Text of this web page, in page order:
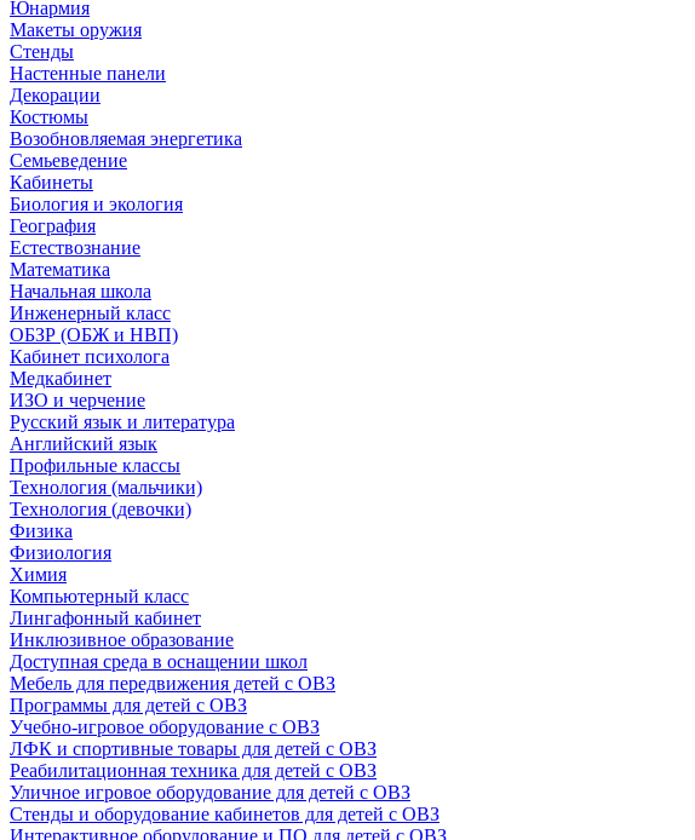
Юнармия
Макеты оружия
Стенды
Настенные панели
Декорации
Костюмы
Возобновляемая энергетика
Семьеведение
Кабинеты
Биология и экология
География
Естествознание
Математика
Начальная школа
Инженерный класс
ОБЗР (ОБЖ и НВП)
Кабинет психолога
Медкабинет
ИЗО и черчение
Русский язык и литература
Английский язык
Профильные классы
Технология (мальчики)
Технология (девочки)
Физика
Физиология
Химия
Компьютерный класс
Лингафонный кабинет
Инклюзивное образование
Доступная среда в оснащении школ
Мебель для передвижения детей с ОВЗ
Программы для детей с ОВЗ
Учебно-игровое оборудование с ОВЗ
ЛФК и спортивные товары для детей с ОВЗ
Реабилитационная техника для детей с ОВЗ
Уличное игровое оборудование для детей с ОВЗ
Стенды и оборудование кабинетов для детей с ОВЗ
Интерактивное оборудование и ПО для детей с ОВЗ